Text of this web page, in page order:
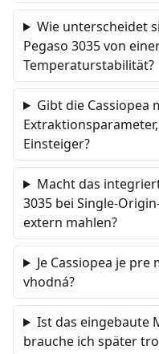
Wie unterscheidet
Pegaso 3035 von
Temperaturstabilität?
Gibt die
Einsteiger?
Macht das
3035 bei Single-
extern mahlen?
Je Cassiopea je
vhodná?
Ist das eingebaute
brauche ich später